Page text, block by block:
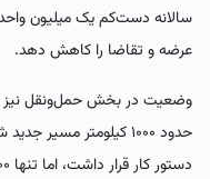
سالانه دست‌کم یک میلیون
عرضه و تقاضا را کاهش دهد.
وضعیت در بخش حمل‌ونقل نیز
حدود ۱۰۰۰ کیلومتر